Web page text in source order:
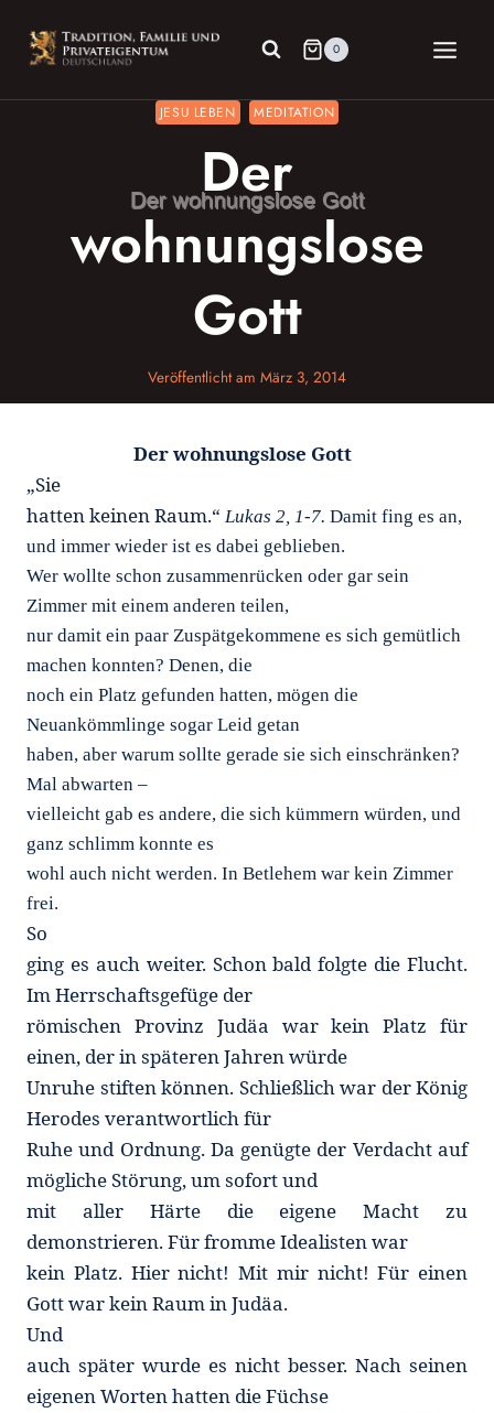
Inhalt
springen
0
JESU LEBEN MEDITATION
Der
wohnungslose
Gott
Veröffentlicht am März 3, 2014
Der wohnungslose Gott
„Sie
hatten keinen Raum.“ Lukas 2, 1-7. Damit fing es an,
und immer wieder ist es dabei geblieben.
Wer wollte schon zusammenrücken oder gar sein
Zimmer mit einem anderen teilen,
nur damit ein paar Zuspätgekommene es sich gemütlich
machen konnten? Denen, die
noch ein Platz gefunden hatten, mögen die
Neuankömmlinge sogar Leid getan
haben, aber warum sollte gerade sie sich einschränken?
Mal abwarten –
vielleicht gab es andere, die sich kümmern würden, und
ganz schlimm konnte es
wohl auch nicht werden. In Betlehem war kein Zimmer
frei.
So
ging es auch weiter. Schon bald folgte die Flucht.
Im Herrschaftsgefüge der
römischen Provinz Judäa war kein Platz für
einen, der in späteren Jahren würde
Unruhe stiften können. Schließlich war der König
Herodes verantwortlich für
Ruhe und Ordnung. Da genügte der Verdacht auf
mögliche Störung, um sofort und
mit aller Härte die eigene Macht zu
demonstrieren. Für fromme Idealisten war
kein Platz. Hier nicht! Mit mir nicht! Für einen
Gott war kein Raum in Judäa.
Und
auch später wurde es nicht besser. Nach seinen
eigenen Worten hatten die Füchse